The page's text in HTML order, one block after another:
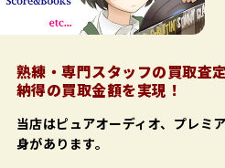
熟練・専門スタッフの買取査
納得の買取金額を実現！
当店はピュアオーディオ、プレミ
身があります。